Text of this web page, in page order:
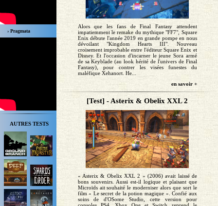
› Pragmata
AUTRES TESTS
Alors que les fans de Final Fantasy attendent
impatiemment le remake du mythique "FF7", Square
Enix débute l'année 2019 en grande pompe en nous
dévoilant "Kingdom Hearts III". Nouveau
croisement improbable entre l'éditeur Square Enix et
Disney. Et l'occasion d'incarner le jeune Sora armé
de sa Keyblade (au look hérité de l'univers de Final
Fantasy), pour contrer les visées funestes du
maléfique Xehanort. He...
en savoir +
[Test] - Asterix & Obelix XXL 2
« Asterix & Obelix XXL 2 » (2006) avait laissé de
bons souvenirs. Aussi est-il logique et plaisant que
Microïds ait souhaité le moderniser alors que sort le
film « Le secret de la potion magique ». Confié aux
soins de d'OSome Studio, cette version pour